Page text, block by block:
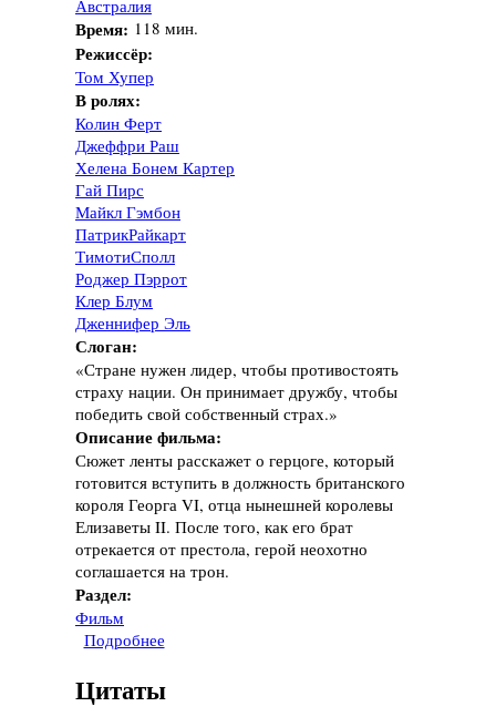
Австралия
Время: 118 мин.
Режиссёр:
Том Хупер
В ролях:
Колин Ферт
Джеффри Раш
Хелена Бонем Картер
Гай Пирс
Майкл Гэмбон
ПатрикРайкарт
ТимотиСполл
Роджер Пэррот
Клер Блум
Дженнифер Эль
Слоган:
«Стране нужен лидер, чтобы противостоять
страху нации. Он принимает дружбу, чтобы
победить свой собственный страх.»
Описание фильма:
Сюжет ленты расскажет о герцоге, который
готовится вступить в должность британского
короля Георга VI, отца нынешней королевы
Елизаветы II. После того, как его брат
отрекается от престола, герой неохотно
соглашается на трон.
Раздел:
Фильм
Подробнее
Цитаты